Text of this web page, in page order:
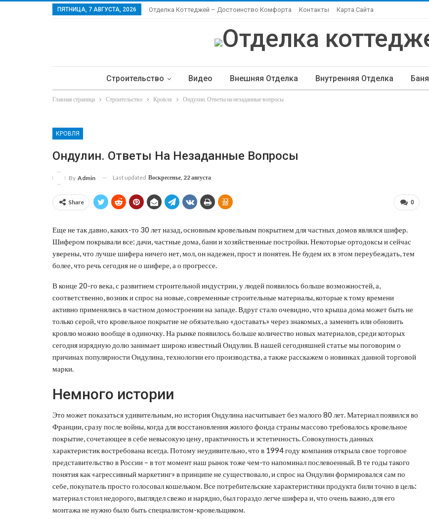
ПЯТНИЦА, 7 АВГУСТА, 2026 Отделка Коттеджей – Достоинство Комфорта Контакты Карта Сайта
Строительство Видео Внешняя Отделка Внутренняя Отделка Баня
Ландшафтный Дизайн
Главная страница Строительство Кровля Ондулин. Ответы на незаданные вопросы
КРОВЛЯ
Ондулин. Ответы На Незаданные Вопросы
By Admin Last updated Воскресенье, 22 августа
0
Share
Еще не так давно, каких-то 30 лет назад, основным кровельным покрытием для частных домов являлся шифер.
Шифером покрывали все: дачи, частные дома, бани и хозяйственные постройки. Некоторые ортодоксы и сейчас
уверены, что лучше шифера ничего нет, мол, он надежен, прост и понятен. Не будем их в этом переубеждать, тем
более, что речь сегодня не о шифере, а о прогрессе.
В конце 20-го века, с развитием строительной индустрии, у людей появилось больше возможностей, а,
соответственно, возник и спрос на новые, современные строительные материалы, которые к тому времени
активно применялись в частном домостроении на западе. Вдруг стало очевидно, что крыша дома может быть не
только серой, что кровельное покрытие не обязательно «доставать» через знакомых, а заменить или обновить
кровлю можно вообще в одиночку. На рынке появилось больше количество новых материалов, среди которых
сегодня изрядную долю занимает широко известный Ондулин. В нашей сегодняшней статье мы поговорим о
причинах популярности Ондулина, технологии его производства, а также расскажем о новинках данной торговой
марки.
Немного истории
Это может показаться удивительным, но история Ондулина насчитывает без малого 80 лет. Материал появился во
Франции, сразу после войны, когда для восстановления жилого фонда страны массово требовалось кровельное
покрытие, сочетающее в себе невысокую цену, практичность и эстетичность. Совокупность данных
характеристик востребована всегда. Потому неудивительно, что в 1994 году компания открыла свое торговое
представительство в России – в тот момент наш рынок тоже чем-то напоминал послевоенный. В те годы такого
понятия как «агрессивный маркетинг» в принципе не существовало, и спрос на Ондулин формировался сам по
себе, покупатель просто голосовал кошельком. Все потребительские характеристики продукта били точно в цель:
материал стоил недорого, выглядел свежо и нарядно, был гораздо легче шифера и, что очень важно, для его
монтажа не нужно было быть специалистом-кровельщиком.